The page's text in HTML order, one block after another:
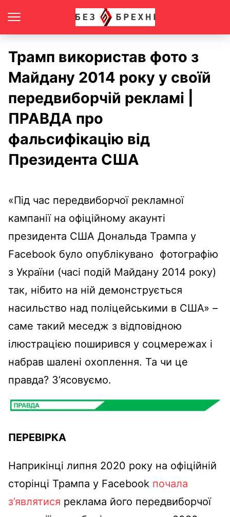
Трамп використав фото з
Майдану 2014 року у своїй
передвиборчій рекламі |
ПРАВДА про
фальсифікацію від
Президента США
«Під час передвиборчої рекламної
кампанії на офіційному акаунті
президента США Дональда Трампа у
Facebook було опублікувано фотографію
з України (часі подій Майдану 2014 року)
так, нібито на ній демонструється
насильство над поліцейськими в США» –
саме такий меседж з відповідною
ілюстрацією поширився у соцмережах і
набрав шалені охоплення. Та чи це
правда? З’ясовуємо.
ПЕРЕВІРКА
Наприкінці липня 2020 року на офіційній
сторінці Трампа у Facebook почала
з’являтися реклама його передвиборчої